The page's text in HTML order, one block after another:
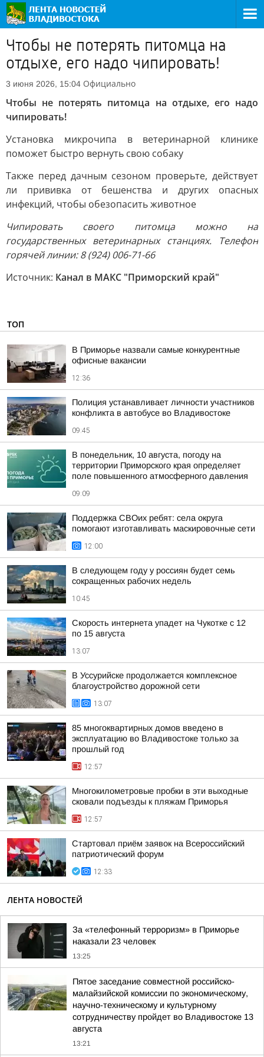
Чтобы не потерять питомца на
отдыхе, его надо чипировать!
3 июня 2026, 15:04 Официально
Чтобы не потерять питомца на отдыхе, его надо
чипировать!
Установка микрочипа в ветеринарной клинике
поможет быстро вернуть свою собаку
Также перед дачным сезоном проверьте, действует
ли прививка от бешенства и других опасных
инфекций, чтобы обезопасить животное
Чипировать своего питомца можно на
государственных ветеринарных станциях. Телефон
горячей линии: 8 (924) 006-71-66
Источник: Канал в МАКС "Приморский край"
ТОП
В Приморье назвали самые конкурентные
офисные вакансии
12:36
Полиция устанавливает личности участников
конфликта в автобусе во Владивостоке
09:45
В понедельник, 10 августа, погоду на
территории Приморского края определяет
поле повышенного атмосферного давления
09:09
Поддержка СВОих ребят: села округа
помогают изготавливать маскировочные сети
12:00
В следующем году у россиян будет семь
сокращенных рабочих недель
10:45
Скорость интернета упадет на Чукотке с 12
по 15 августа
13:07
В Уссурийске продолжается комплексное
благоустройство дорожной сети
13:07
85 многоквартирных домов введено в
эксплуатацию во Владивостоке только за
прошлый год
12:57
Многокилометровые пробки в эти выходные
сковали подъезды к пляжам Приморья
12:57
Стартовал приём заявок на Всероссийский
патриотический форум
12:33
ЛЕНТА НОВОСТЕЙ
За «телефонный терроризм» в Приморье
наказали 23 человек
13:25
Пятое заседание совместной российско-
малайзийской комиссии по экономическому,
научно-техническому и культурному
сотрудничеству пройдет во Владивостоке 13
августа
13:21